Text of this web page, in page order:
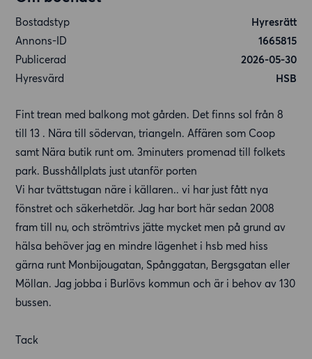
Bostadstyp
Hyresrätt
Annons-ID
1665815
Publicerad
2026-05-30
Hyresvärd
HSB
Fint trean med balkong mot gården. Det finns sol från 8
till 13 . Nära till södervan, triangeln. Affären som Coop
samt Nära butik runt om. 3minuters promenad till folkets
park. Busshållplats just utanför porten
Vi har tvättstugan näre i källaren.. vi har just fått nya
fönstret och säkerhetdör. Jag har bort här sedan 2008
fram till nu, och strömtrivs jätte mycket men på grund av
hälsa behöver jag en mindre lägenhet i hsb med hiss
gärna runt Monbijougatan, Spånggatan, Bergsgatan eller
Möllan. Jag jobba i Burlövs kommun och är i behov av 130
bussen.
Tack